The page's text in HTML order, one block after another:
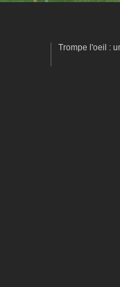
Trompe l'oeil :